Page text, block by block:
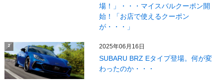
場！」・・・マイスバルクーポン開
始！「お店で使えるクーポン
が・・・」
2 2025年06月16日
SUBARU BRZ Eタイプ登場。何が変
わったのか・・・